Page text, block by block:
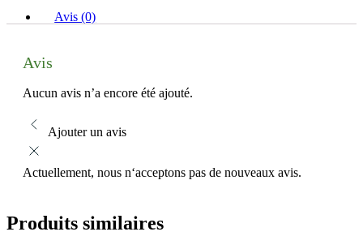
Avis (0)
Avis
Aucun avis n’a encore été ajouté.
Ajouter un avis
Actuellement, nous n‘acceptons pas de nouveaux avis.
Produits similaires